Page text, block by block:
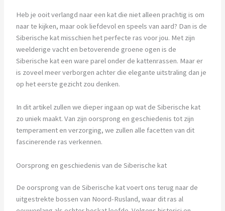
Heb je ooit verlangd naar een kat die niet alleen prachtig is om
naar te kijken, maar ook liefdevol en speels van aard? Dan is de
Siberische kat misschien het perfecte ras voor jou. Met zijn
weelderige vacht en betoverende groene ogen is de
Siberische kat een ware parel onder de kattenrassen. Maar er
is zoveel meer verborgen achter die elegante uitstraling dan je
op het eerste gezicht zou denken.
In dit artikel zullen we dieper ingaan op wat de Siberische kat
zo uniek maakt. Van zijn oorsprong en geschiedenis tot zijn
temperament en verzorging, we zullen alle facetten van dit
fascinerende ras verkennen.
Oorsprong en geschiedenis van de Siberische kat
De oorsprong van de Siberische kat voert ons terug naar de
uitgestrekte bossen van Noord-Rusland, waar dit ras al